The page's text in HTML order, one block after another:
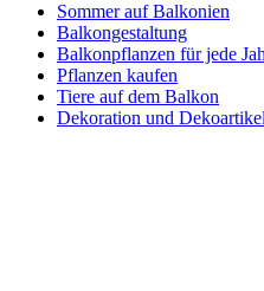
Sommer auf Balkonien
Balkongestaltung
Balkonpflanzen für jede
Pflanzen kaufen
Tiere auf dem Balkon
Dekoration und Dekoartikel